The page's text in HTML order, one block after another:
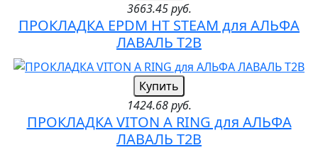
3663.45 руб.
ПРОКЛАДКА EPDM HT STEAM для АЛЬФА
ЛАВАЛЬ T2B
Купить
1424.68 руб.
ПРОКЛАДКА VITON A RING для АЛЬФА
ЛАВАЛЬ T2B